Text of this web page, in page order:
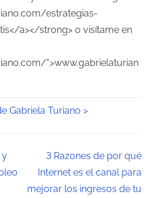
estrategias-
a></strong> o visítame en
">www.gabrielaturian
Gabriela Turiano >
y
3 Razones de por qué
Internet es el canal para
mejorar los ingresos de tu